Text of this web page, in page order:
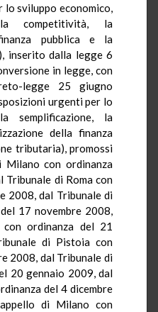
sviluppo economico,
competitività, la
pubblica e la
inserito dalla legge 6
in legge, con
legge 25 giugno
urgenti per lo
semplificazione, la
della finanza
tributaria), promossi
Milano con ordinanza
di Roma con
2008, dal Tribunale di
17 novembre 2008,
ordinanza del 21
di Pistoia con
2008, dal Tribunale di
20 gennaio 2009, dal
del 4 dicembre
di Milano con